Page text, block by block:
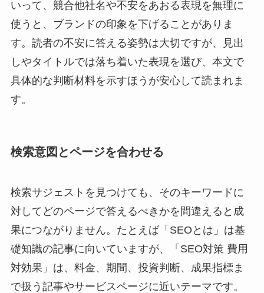
いって、競合他社名や不安をあおる表現を無理に
使うと、ブランドの印象を下げることがありま
す。読者の不安に答える姿勢は大切ですが、見出
しやタイトルでは落ち着いた表現を選び、本文で
具体的な判断材料を示すほうが安心して読まれま
す。
検索意図とページを合わせる
検索サジェストを見つけても、そのキーワードに
対してどのページで答えるべきかを間違えると成
果につながりません。たとえば「SEOとは」は基
礎知識の記事に向いていますが、「SEO対策 費用
対効果」は、料金、期間、投資判断、成果指標ま
で扱う記事やサービスページに近いテーマです。